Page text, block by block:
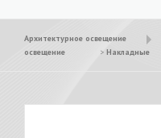
Архитектурное освещение
освещение
> Накладные